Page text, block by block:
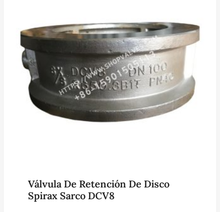
Válvula De Retención De Disco
Spirax Sarco DCV8